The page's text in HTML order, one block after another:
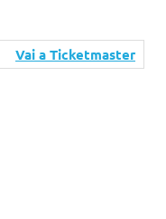
Vai a Ticketmaster